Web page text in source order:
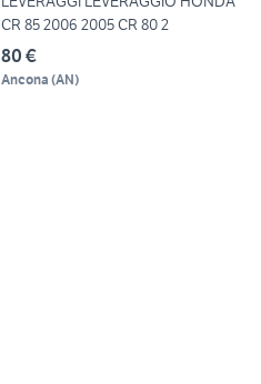
CR 85 2006 2005 CR 80 2
80 €
Ancona (AN)